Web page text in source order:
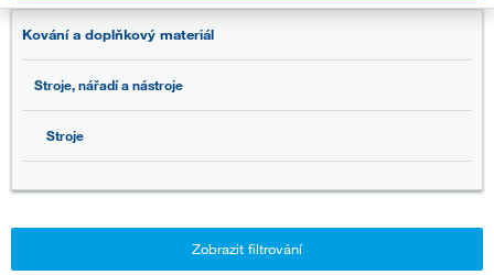
Kování a doplňkový materiál
Stroje, nářadí a nástroje
Stroje
Zobrazit filtrování